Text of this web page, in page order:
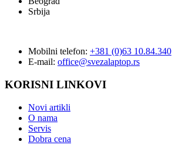
Srbija
Mobilni telefon: +381 (0)63 10.84.340
E-mail: office@svezalaptop.rs
KORISNI LINKOVI
Novi artikli
O nama
Servis
Dobra cena